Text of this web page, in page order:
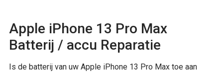
Apple iPhone 13 Pro Max
Batterij / accu Reparatie
Is de batterij van uw Apple iPhone 13 Pro Max toe aan